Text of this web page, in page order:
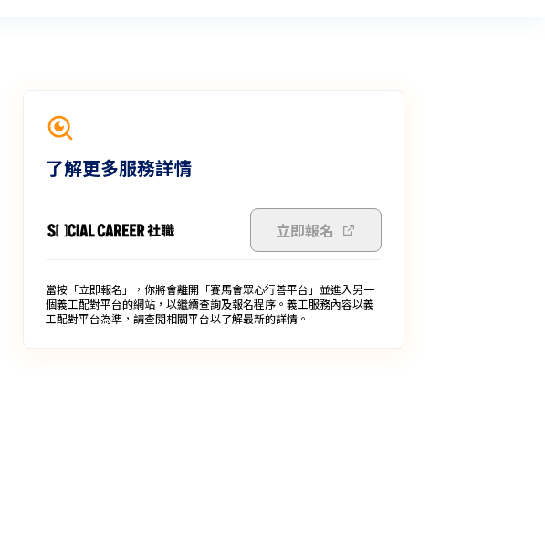
了解更多服務詳情
立即報名
當按「立即報名」，你將會離開「賽馬會眾心行善平台」並進入另一
個義工配對平台的網站，以繼續查詢及報名程序。義工服務內容以義
工配對平台為準，請查閱相關平台以了解最新的詳情。